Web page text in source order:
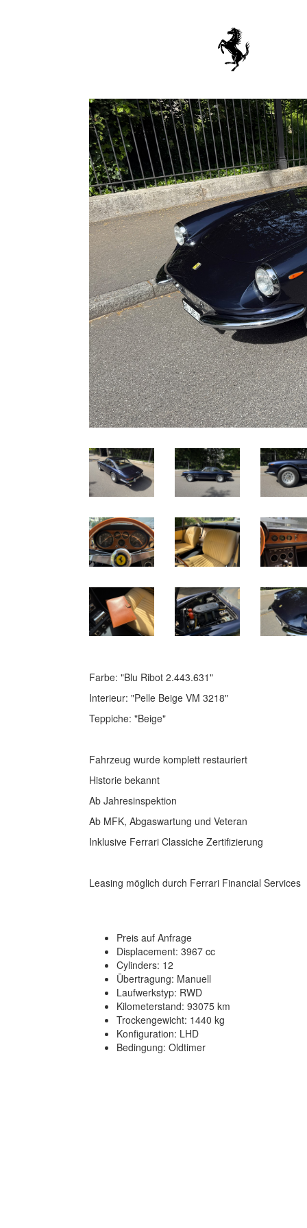
Farbe: "Blu Ribot 2.443.631"
Interieur: "Pelle Beige VM 3218"
Teppiche: "Beige"
Fahrzeug wurde komplett restauriert
Historie bekannt
Ab Jahresinspektion
Ab MFK, Abgaswartung und Veteran
Inklusive Ferrari Classiche Zertifizierung
Leasing möglich durch Ferrari Financial Services
Preis auf Anfrage
Displacement: 3967 cc
Cylinders: 12
Übertragung: Manuell
Laufwerkstyp: RWD
Kilometerstand: 93075 km
Trockengewicht: 1440 kg
Konfiguration: LHD
Bedingung: Oldtimer